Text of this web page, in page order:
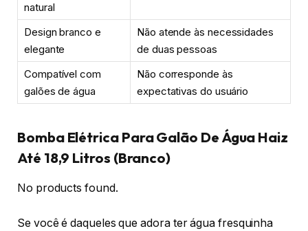
natural
Design branco e
elegante
Não atende às necessidades
de duas pessoas
Compatível com
galões de água
Não corresponde às
expectativas do usuário
Bomba Elétrica Para Galão De Água Haiz
Até 18,9 Litros (Branco)
No products found.
Se você é daqueles que adora ter água fresquinha